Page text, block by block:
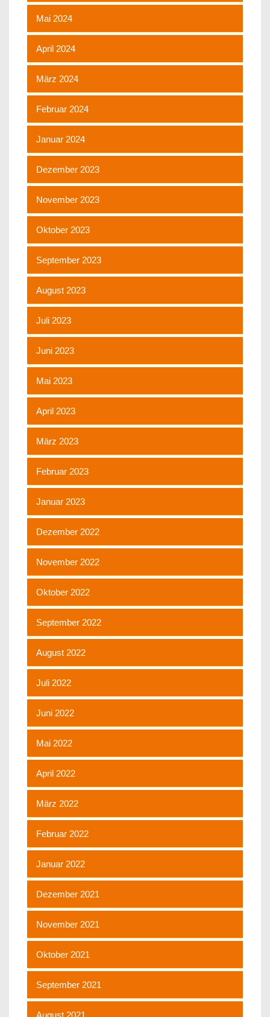
Mai 2024
April 2024
März 2024
Februar 2024
Januar 2024
Dezember 2023
November 2023
Oktober 2023
September 2023
August 2023
Juli 2023
Juni 2023
Mai 2023
April 2023
März 2023
Februar 2023
Januar 2023
Dezember 2022
November 2022
Oktober 2022
September 2022
August 2022
Juli 2022
Juni 2022
Mai 2022
April 2022
März 2022
Februar 2022
Januar 2022
Dezember 2021
November 2021
Oktober 2021
September 2021
August 2021